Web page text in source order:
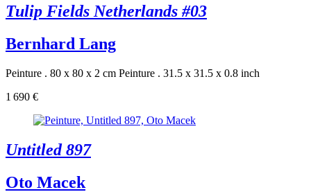
Tulip Fields Netherlands #03
Bernhard Lang
Peinture . 80 x 80 x 2 cm Peinture . 31.5 x 31.5 x 0.8 inch
1 690 €
Untitled 897
Oto Macek